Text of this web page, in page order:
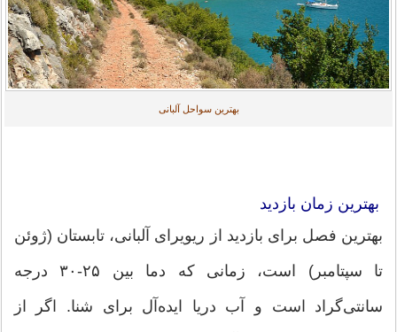
بهترین سواحل آلبانی
بهترین زمان بازدید
بهترین فصل برای بازدید از ریویرای آلبانی، تابستان (ژوئن
تا سپتامبر) است، زمانی که دما بین ۲۵-۳۰ درجه
سانتی‌گراد است و آب دریا ایده‌آل برای شنا. اگر از